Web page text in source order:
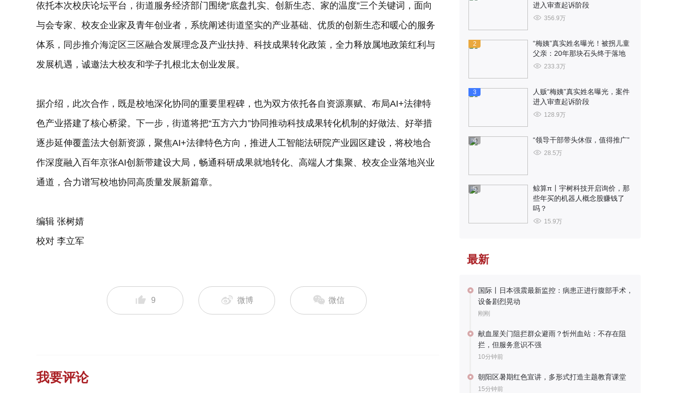
依托本次校庆论坛平台，街道服务经济部门围绕“底盘扎实、创新生态、家的温度”三个关键词，面向
与会专家、校友企业家及青年创业者，系统阐述街道坚实的产业基础、优质的创新生态和暖心的服务
体系，同步推介海淀区三区融合发展理念及产业扶持、科技成果转化政策，全力释放属地政策红利与
发展机遇，诚邀法大校友和学子扎根北太创业发展。
据介绍，此次合作，既是校地深化协同的重要里程碑，也为双方依托各自资源禀赋、布局AI+法律特
色产业搭建了核心桥梁。下一步，街道将把“五方六力”协同推动科技成果转化机制的好做法、好举措
逐步延伸覆盖法大创新资源，聚焦AI+法律特色方向，推进人工智能法研院产业园区建设，将校地合
作深度融入百年京张AI创新带建设大局，畅通科研成果就地转化、高端人才集聚、校友企业落地兴业
通道，合力谱写校地协同高质量发展新篇章。
编辑 张树婧
校对 李立军
9 微博 微信
我要评论
进入审查起诉阶段
356.9万
2
“梅姨”真实姓名曝光！被拐儿童
父亲：20年那块石头终于落地
233.3万
3
人贩“梅姨”真实姓名曝光，案件
进入审查起诉阶段
128.9万
4 “领导干部带头休假，值得推广”
28.5万
5
鲸算π丨宇树科技开启询价，那
些年买的机器人概念股赚钱了
吗？
15.9万
最新
国际丨日本强震最新监控：病患正进行腹部手术，
设备剧烈晃动
刚刚
献血屋关门阻拦群众避雨？忻州血站：不存在阻
拦，但服务意识不强
10分钟前
朝阳区暑期红色宣讲，多形式打造主题教育课堂
15分钟前